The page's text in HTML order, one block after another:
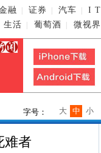
融 证券 汽车 I T
生活 葡萄酒 微视界
字号： 小
中
大
难者